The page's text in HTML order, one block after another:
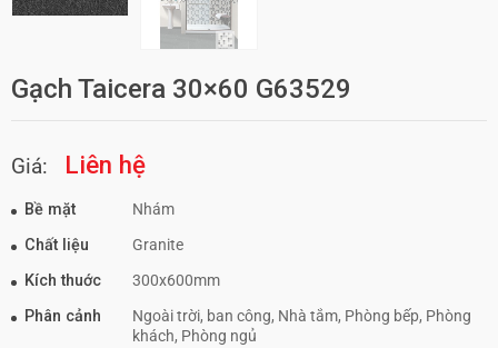
Gạch Taicera 30×60 G63529
Giá: Liên hệ
Bề mặt
Nhám
Chất liệu
Granite
Kích thuớc
300x600mm
Phân cảnh
Ngoài trời, ban công, Nhà tắm, Phòng bếp, Phòng
khách, Phòng ngủ